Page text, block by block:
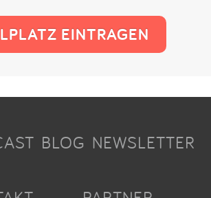
EINTRAGEN
BLOG NEWSLETTER